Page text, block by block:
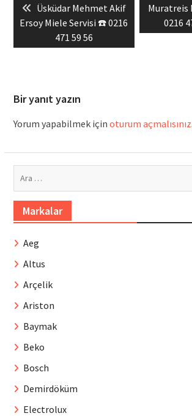
gezinmesi
Previous
post:
Üsküdar Mehmet Akif
Ersoy Miele Servisi ☎️ 0216
471 59 56
Next
post:
Muratreis
0216
Bir yanıt yazın
Yorum yapabilmek için oturum açmalısınız.
Markalar
Aeg
Altus
Arçelik
Ariston
Baymak
Beko
Bosch
Demirdöküm
Electrolux